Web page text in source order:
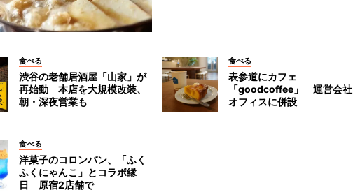
食べる
渋谷の老舗居酒屋「山家」が
再始動 本店を大規模改装、
朝・深夜営業も
食べる
表参道にカフェ
「goodcoffee」 運営会社
オフィスに併設
食べる
洋菓子のコロンバン、「ふく
ふくにゃんこ」とコラボ縁
日 原宿2店舗で